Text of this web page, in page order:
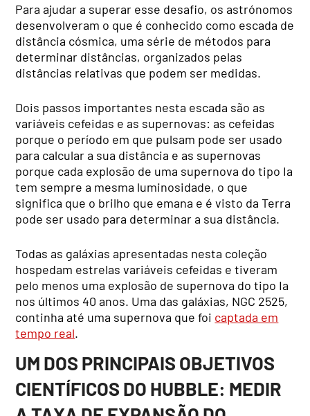
Para ajudar a superar esse desafio, os astrónomos
desenvolveram o que é conhecido como escada de
distância cósmica, uma série de métodos para
determinar distâncias, organizados pelas
distâncias relativas que podem ser medidas.
Dois passos importantes nesta escada são as
variáveis cefeidas e as supernovas: as cefeidas
porque o período em que pulsam pode ser usado
para calcular a sua distância e as supernovas
porque cada explosão de uma supernova do tipo Ia
tem sempre a mesma luminosidade, o que
significa que o brilho que emana e é visto da Terra
pode ser usado para determinar a sua distância.
Todas as galáxias apresentadas nesta coleção
hospedam estrelas variáveis cefeidas e tiveram
pelo menos uma explosão de supernova do tipo Ia
nos últimos 40 anos. Uma das galáxias, NGC 2525,
continha até uma supernova que foi captada em
tempo real.
UM DOS PRINCIPAIS OBJETIVOS
CIENTÍFICOS DO HUBBLE: MEDIR